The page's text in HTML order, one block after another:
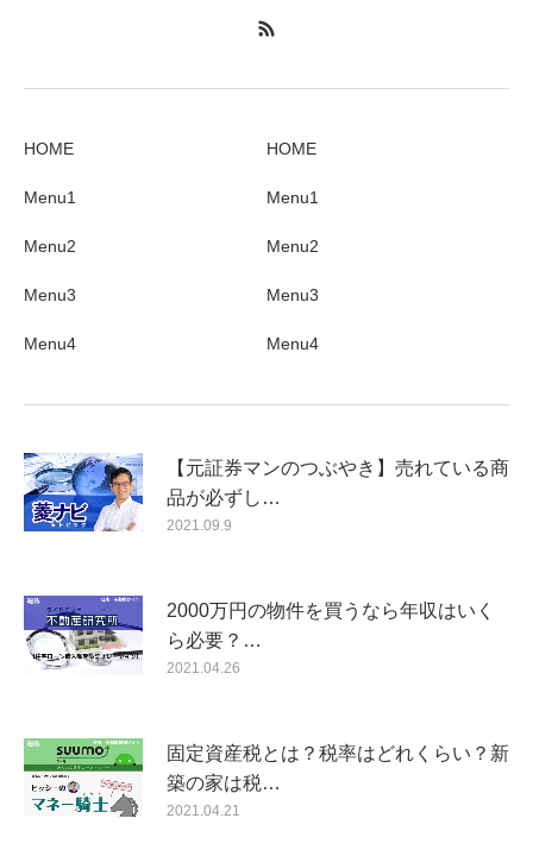
HOME
Menu1
Menu2
Menu3
Menu4
HOME
Menu1
Menu2
Menu3
Menu4
【元証券マンのつぶやき】売れている商
品が必ずし…
2021.09.9
2000万円の物件を買うなら年収はいく
ら必要？…
2021.04.26
固定資産税とは？税率はどれくらい？新
築の家は税…
2021.04.21